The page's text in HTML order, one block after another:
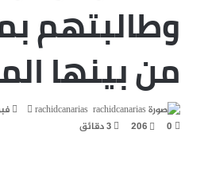
وطالبتهم
من بينها
rachidcanarias
أرسل
0
206